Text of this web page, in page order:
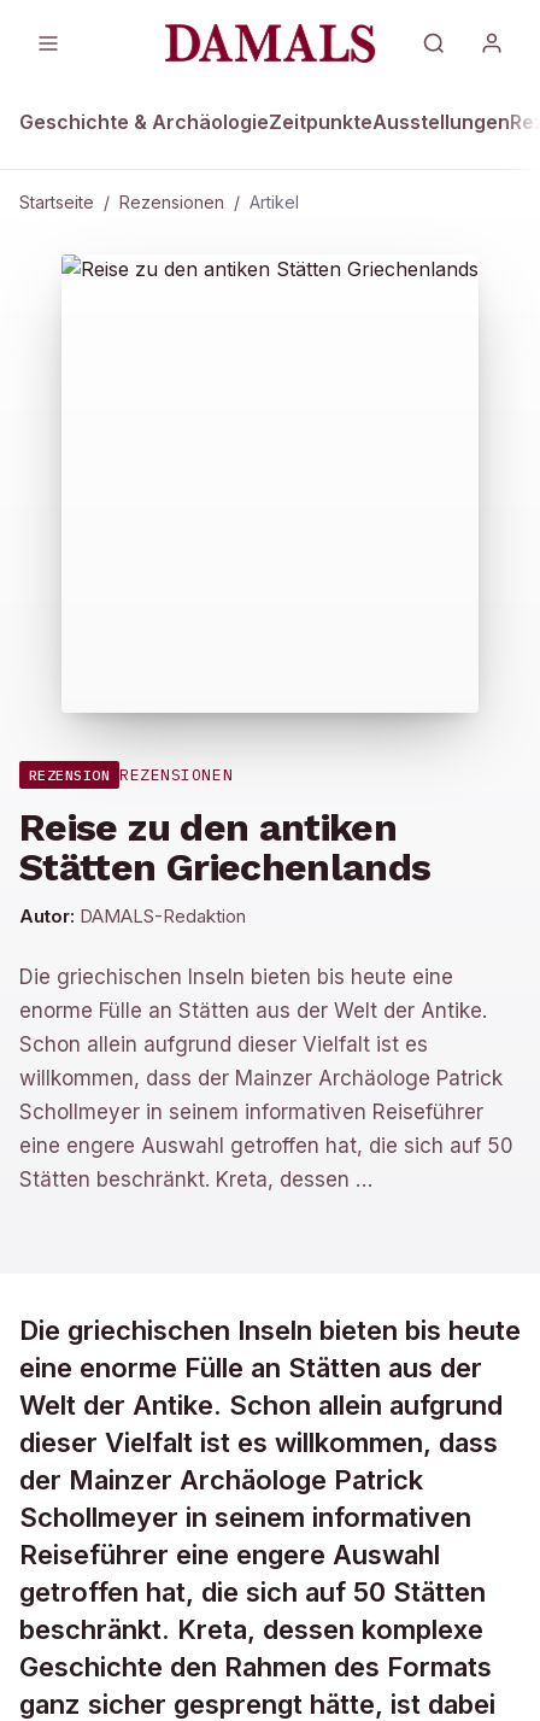
Geschichte & ArchäologieZeitpunkteAusstellungen
Startseite / Rezensionen / Artikel
REZENSION REZENSIONEN
Reise zu den antiken
Stätten Griechenlands
Autor: DAMALS-Redaktion
Die griechischen Inseln bieten bis heute eine
enorme Fülle an Stätten aus der Welt der Antike.
Schon allein aufgrund dieser Vielfalt ist es
willkommen, dass der Mainzer Archäologe Patrick
Schollmeyer in seinem informativen Reiseführer
eine engere Auswahl getroffen hat, die sich auf 50
Stätten beschränkt. Kreta, dessen …
Die griechischen Inseln bieten bis heute
eine enorme Fülle an Stätten aus der
Welt der Antike. Schon allein aufgrund
dieser Vielfalt ist es willkommen, dass
der Mainzer Archäologe Patrick
Schollmeyer in seinem informativen
Reiseführer eine engere Auswahl
getroffen hat, die sich auf 50 Stätten
beschränkt. Kreta, dessen komplexe
Geschichte den Rahmen des Formats
ganz sicher gesprengt hätte, ist dabei